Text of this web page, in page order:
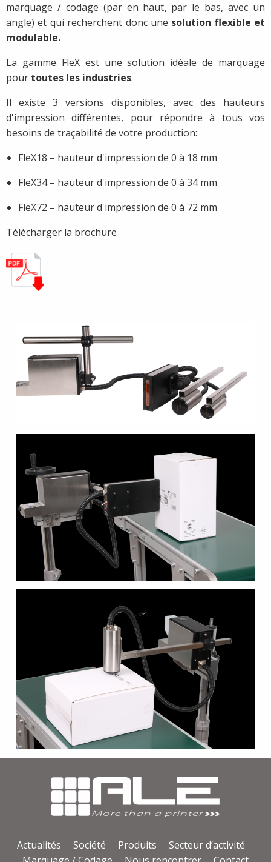
marquage / codage (par en haut, par le bas, avec un
angle) et qui recherchent donc une solution flexible et
modulable.
La gamme FleX est une solution idéale de marquage
pour toutes les industries.
Il existe 3 versions disponibles, avec des hauteurs
d'impression différentes, pour répondre à tous vos
besoins de traçabilité de votre production:
FleX18 – hauteur d'impression de 0 à 18 mm
FleX34 – hauteur d'impression de 0 à 34 mm
FleX72 – hauteur d'impression de 0 à 72 mm
Télécharger la brochure
Actualités Société Produits
Secteur d’activité